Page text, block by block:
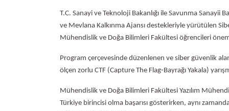
T.C. Sanayi ve Teknoloji Bakanlığı ile Savunma
ve Mevlana Kalkınma Ajansı destekleriyle yürütülen
Mühendislik ve Doğa Bilimleri Fakültesi öğrencileri
Program çerçevesinde düzenlenen ve siber güvenlik
ölçen zorlu CTF (Capture The Flag-Bayrağı Yakala)
Mühendislik ve Doğa Bilimleri Fakültesi Yazılım
Türkiye birincisi olma başarısı gösterirken, aynı